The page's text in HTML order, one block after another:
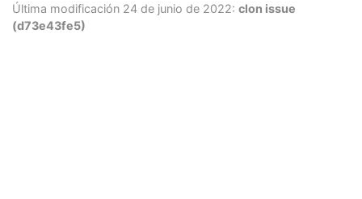
Última modificación 24 de junio de 2022: clon issue
(d73e43fe5)